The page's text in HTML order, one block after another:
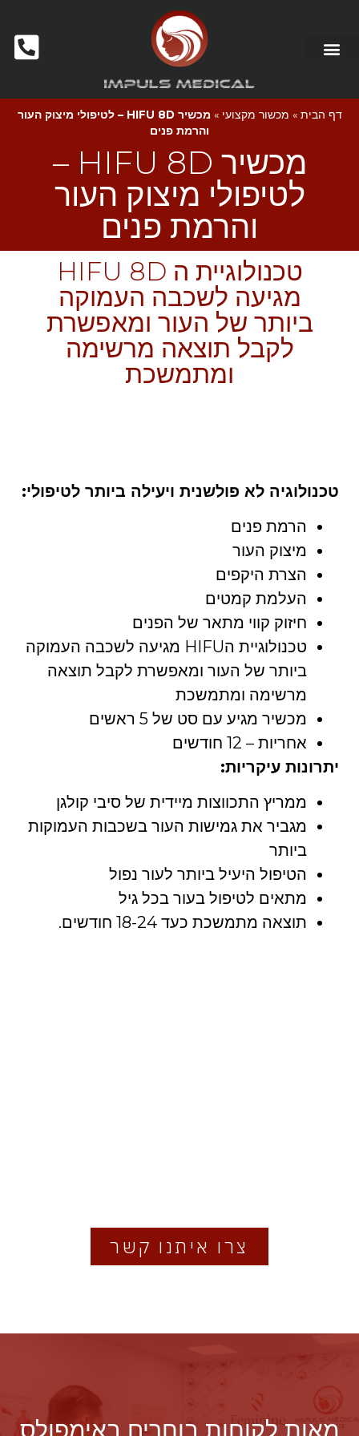
דף הבית » מכשור מקצועי »
מכשיר HIFU 8D – לטיפולי מיצוק העור
והרמת פנים
מכשיר HIFU 8D –
לטיפולי מיצוק העור
והרמת פנים
טכנולוגיית ה HIFU 8D
מגיעה לשכבה העמוקה
ביותר של העור ומאפשרת
לקבל תוצאה מרשימה
ומתמשכת
טכנולוגיה לא פולשנית ויעילה ביותר לטיפולי:
הרמת פנים
מיצוק העור
הצרת היקפים
העלמת קמטים
חיזוק קווי מתאר של הפנים
טכנולוגיית הHIFU מגיעה לשכבה העמוקה
ביותר של העור ומאפשרת לקבל תוצאה
מרשימה ומתמשכת
מכשיר מגיע עם סט של 5 ראשים
אחריות – 12 חודשים
יתרונות עיקריות:
ממריץ התכווצות מיידית של סיבי קולגן
מגביר את גמישות העור בשכבות העמוקות
ביותר
הטיפול היעיל ביותר לעור נפול
מתאים לטיפול בעור בכל גיל
תוצאה מתמשכת כעד 18-24 חודשים.
צרו איתנו קשר